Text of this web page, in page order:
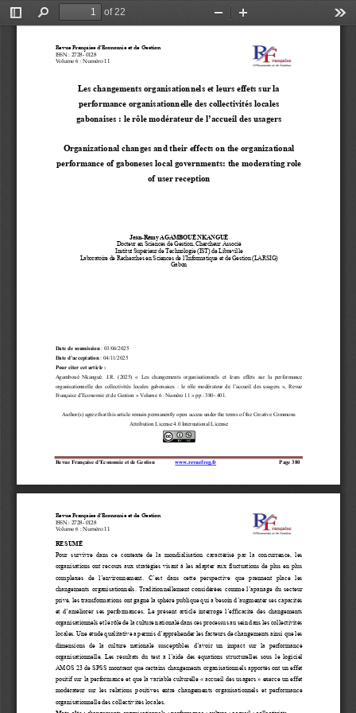
Toggle
Find
of 22
Zoom
Revue Française d’Economie et de Gestion
ISSN : 2728 - 0128
Volume 6 : Numéro 11
Revue Française d’Economie et de Gestion www.revuefreg.fr Page 380
Les changements organisationnels et leurs effets sur la
performance organisationnelle des collectivités locales
gabonaises : le rôle modérateur de l’accueil des usagers
Organizational changes and their effects on the organizational
performance of gaboneses local governments: the moderating role
of user reception
Jean-Rémy AGAMBOUÈ NKANGUÈ
Docteur en Sciences de Gestion, Chercheur Associé
Institut Supérieur de Technologie (IST) de Libreville
Laboratoire de Recherches en Sciences de l’Informatique et de Gestion (LARSIG)
Gabon
Date de soumission : 03/06/2025
Date d’acceptation : 04/11/2025
Pour citer cet article :
Agambouè  Nkanguè.  J.R.  (2025)  « Les changements  organisationnels  et  leurs  effets  sur  la  performance
organisationnelle  des  collectivités  locales  gabonaises  :  le  rôle  modérateur  de  l’accueil  des  usagers »,  Revue
Française d’Economie et de Gestion « Volume 6 : Numéro 11 » pp : 380- 401
Author(s) agree that this article remain permanently open access under the terms of the Creative Commons
Attribution License 4.0 International License
Revue Française d’Economie et de Gestion
ISSN : 2728 - 0128
Volume 6 : Numéro 11
RESUMÉ
Pour  survivre  dans  ce  contexte  de  la  mondialisation  caractérisé  par  la  concurrence,  les
organisations ont recours aux stratégies visant à les adapter aux fluctuations de plus en plus
complexes  de  l’environnement.  C’est  dans  cette  perspective  que  prennent  place  les
changements organisationnels. Traditionnellement considérées comme l’apanage du secteur
privé, les transformations ont gagné la sphère publique qui a besoin d’augmenter ses capacités
et d’améliorer ses performances. Le présent article interroge l’efficacité des changements
organisationnels et le rôle de la culture nationale dans ces processus au sein dans les collectivités
locales. Une étude qualitative a permis d’appréhender les facteurs de changements ainsi que les
dimensions  de  la  culture  nationale  susceptibles  d’avoir  un  impact  sur  la  performance
organisationnelle. Les résultats du test à l’aide des équations structurelles sous le logiciel
AMOS 23 de SPSS montrent que certains changements organisationnels apportés ont un effet
positif sur la performance et que la variable culturelle « accueil des usagers » exerce un effet
modérateur  sur  les  relations  positives  entre  changements  organisationnels  et  performance
organisationnelle des collectivités locales.